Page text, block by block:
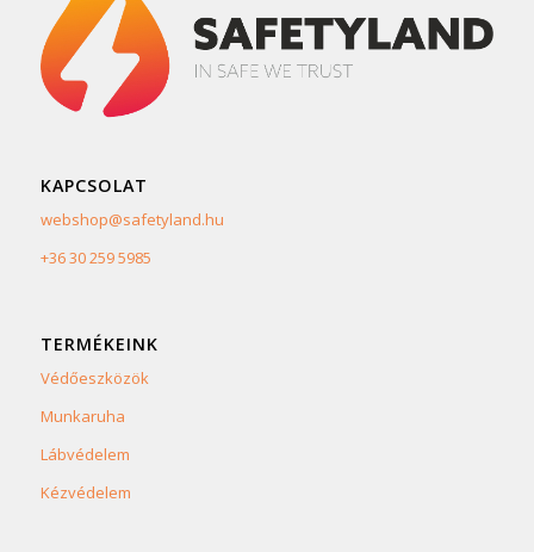
KAPCSOLAT
webshop@safetyland.hu
+36 30 259 5985
TERMÉKEINK
Védőeszközök
Munkaruha
Lábvédelem
Kézvédelem